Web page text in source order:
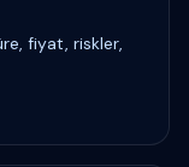
fiyat, riskler,